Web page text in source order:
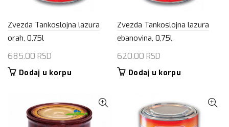
Zvezda Tankoslojna lazura
orah, 0,75l
685.00 RSD
Dodaj u korpu
Zvezda Tankoslojna lazura
ebanovina, 0,75l
620.00 RSD
Dodaj u korpu